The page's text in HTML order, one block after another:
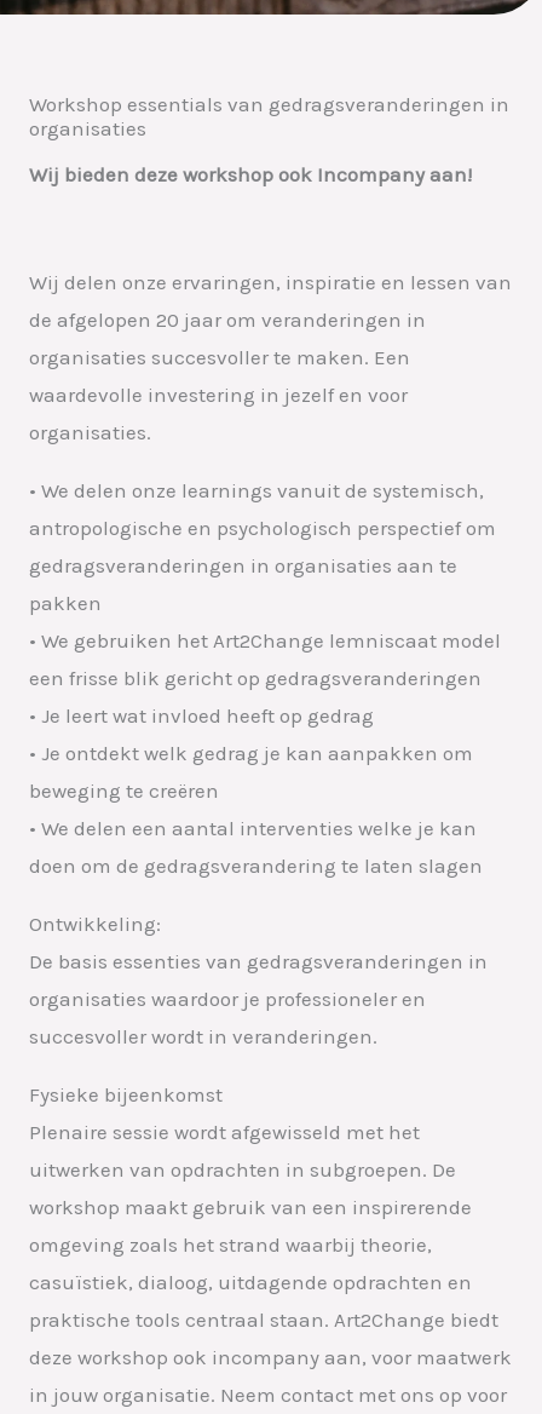
Workshop essentials van gedragsveranderingen in
organisaties
Wij bieden deze workshop ook Incompany aan!
Wij delen onze ervaringen, inspiratie en lessen van
de afgelopen 20 jaar om veranderingen in
organisaties succesvoller te maken. Een
waardevolle investering in jezelf en voor
organisaties.
• We delen onze learnings vanuit de systemisch,
antropologische en psychologisch perspectief om
gedragsveranderingen in organisaties aan te
pakken
• We gebruiken het Art2Change lemniscaat model
een frisse blik gericht op gedragsveranderingen
• Je leert wat invloed heeft op gedrag
• Je ontdekt welk gedrag je kan aanpakken om
beweging te creëren
• We delen een aantal interventies welke je kan
doen om de gedragsverandering te laten slagen
Ontwikkeling:
De basis essenties van gedragsveranderingen in
organisaties waardoor je professioneler en
succesvoller wordt in veranderingen.
Fysieke bijeenkomst
Plenaire sessie wordt afgewisseld met het
uitwerken van opdrachten in subgroepen. De
workshop maakt gebruik van een inspirerende
omgeving zoals het strand waarbij theorie,
casuïstiek, dialoog, uitdagende opdrachten en
praktische tools centraal staan. Art2Change biedt
deze workshop ook incompany aan, voor maatwerk
in jouw organisatie. Neem contact met ons op voor